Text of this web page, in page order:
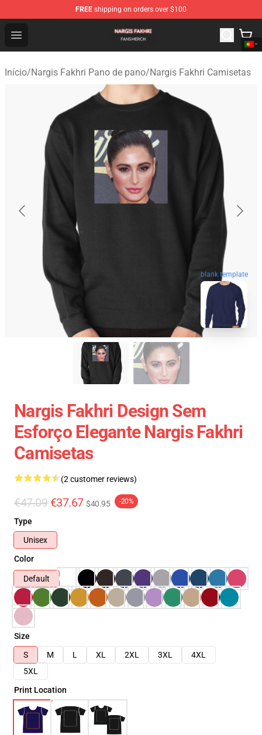
FREE shipping on orders over $100
Open menu
Nargis Fakhri Shop - Official Nargis Fakhri Merchandise
Início/Nargis Fakhri Pano de pano/Nargis Fakhri Camisetas
blank template
Nargis Fakhri Design Sem
Esforço Elegante Nargis Fakhri
Camisetas
(2 customer reviews)
€47.09 €37.67 $40.95 -20%
Type
Unisex
Color
Default
Size
S
M L XL 2XL 3XL
4XL
5XL
Print Location